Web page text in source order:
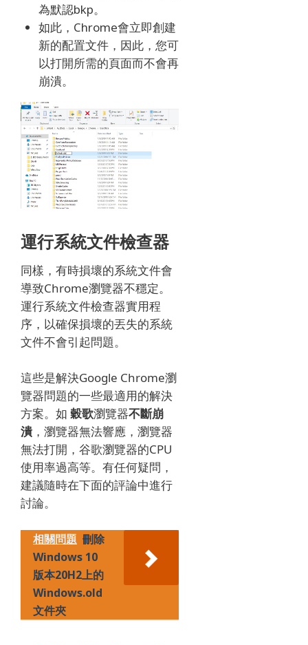
為默認bkp。
如此，Chrome會立即創建
新的配置文件，因此，您可
以打開所需的頁面而不會再
崩潰。
運行系統文件檢查器
同樣，有時損壞的系統文件會
導致Chrome瀏覽器不穩定。
運行系統文件檢查器實用程
序，以確保損壞的丟失的系統
文件不會引起問題。
這些是解決Google Chrome瀏
覽器問題的一些最適用的解決
方案。 如 穀歌瀏覽器不斷崩
潰 ，瀏覽器無法響應，瀏覽器
無法打開，谷歌瀏覽器的CPU
使用率過高等。有任何疑問，
建議隨時在下面的評論中進行
討論。
相關問題 刪除
Windows 10
版本20H2上的
Windows.old
文件夾